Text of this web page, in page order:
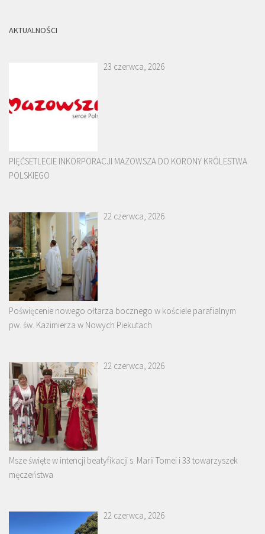
AKTUALNOŚCI
23 czerwca, 2026
PIĘĆSETLECIE INKORPORACJI MAZOWSZA DO KORONY KRÓLESTWA
POLSKIEGO
22 czerwca, 2026
Poświęcenie nowego ołtarza bocznego w kościele parafialnym
pw. św. Kazimierza w Nowych Piekutach
22 czerwca, 2026
Msze święte w intencji beatyfikacji s. Marii Tomei i 33 towarzyszek
męczeństwa
22 czerwca, 2026